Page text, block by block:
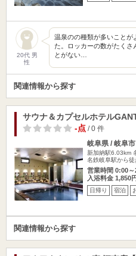
20代 男
性
温泉のの種類が多いことが
た。ロッカーの数がたくさ
とがない…
関連情報から探す
サウナ＆カプセルホテル
-点/ 0 件
岐阜県 / 岐阜市
新加納駅6.03km
名鉄岐阜駅から
営業時間 0:00
入浴料金 1,850
日帰り 宿泊
関連情報から探す